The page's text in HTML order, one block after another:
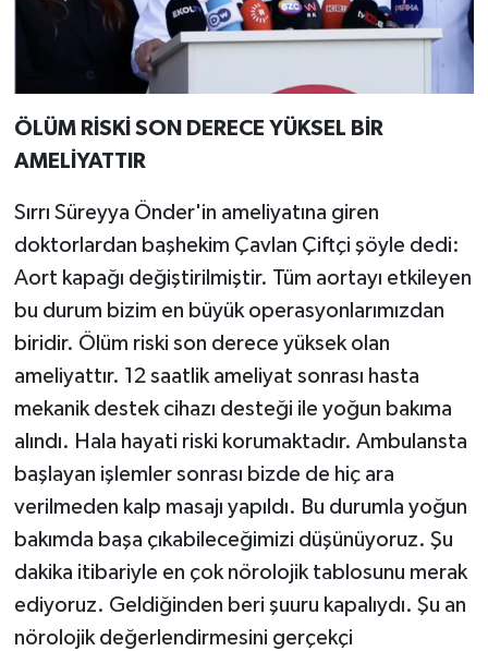
ÖLÜM RİSKİ SON DERECE YÜKSEL BİR
AMELİYATTIR
Sırrı Süreyya Önder'in ameliyatına giren
doktorlardan başhekim Çavlan Çiftçi şöyle dedi:
Aort kapağı değiştirilmiştir. Tüm aortayı etkileyen
bu durum bizim en büyük operasyonlarımızdan
biridir. Ölüm riski son derece yüksek olan
ameliyattır. 12 saatlik ameliyat sonrası hasta
mekanik destek cihazı desteği ile yoğun bakıma
alındı. Hala hayati riski korumaktadır. Ambulansta
başlayan işlemler sonrası bizde de hiç ara
verilmeden kalp masajı yapıldı. Bu durumla yoğun
bakımda başa çıkabileceğimizi düşünüyoruz. Şu
dakika itibariyle en çok nörolojik tablosunu merak
ediyoruz. Geldiğinden beri şuuru kapalıydı. Şu an
nörolojik değerlendirmesini gerçekçi